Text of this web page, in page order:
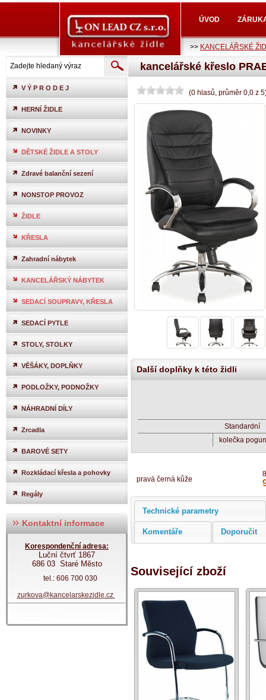
ÚVOD
>> KANCELÁŘSKÉ
V Ý P R O D E J
HERNÍ ŽIDLE
NOVINKY
DĚTSKÉ ŽIDLE A STOLY
Zdravé balanční sezení
NONSTOP PROVOZ
ŽIDLE
KŘESLA
Zahradní nábytek
KANCELÁŘSKÝ NÁBYTEK
SEDACÍ SOUPRAVY, KŘESLA
SEDACÍ PYTLE
STOLY, STOLKY
VĚŠÁKY, DOPLŇKY
PODLOŽKY, PODNOŽKY
NÁHRADNÍ DÍLY
Zrcadla
BAROVÉ SETY
Rozkládací křesla a pohovky
Regály
Kontaktní informace
Korespondenční adresa:
Luční čtvrť 1867
686 03 Staré Město
tel.: 606 700 030
zurkova@kancelarskezidle.cz
kancelářské křeslo
(0 hlasů, průměr 0,0 z 5
Další doplňky k této židli
Standardní
kolečka
pravá černá kůže
Technické parametry
Komentáře Doporučit
Související zboží